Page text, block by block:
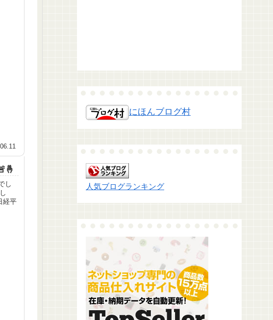
し
経平
にほんブログ村
人気ブログランキング